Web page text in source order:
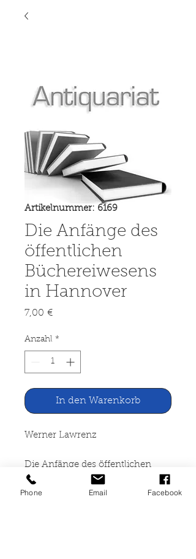
Artikelnummer: 6169
Die Anfänge des
öffentlichen
Büchereiwesens
in Hannover
7,00 €Preis
Anzahl *
In den Warenkorb
Werner Lawrenz
Die Anfänge des öffentlichen
Büchereiwesens in Hannover
Phone Email Facebook